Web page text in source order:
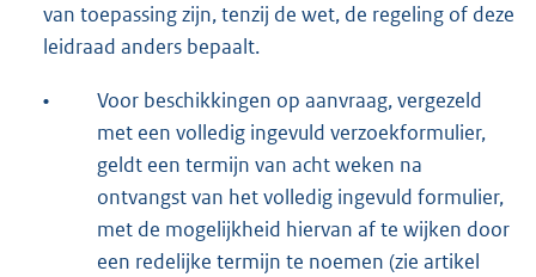
van toepassing zijn, tenzij de wet, de regeling of deze
leidraad anders bepaalt.
•
Voor beschikkingen op aanvraag, vergezeld
met een volledig ingevuld verzoekformulier,
geldt een termijn van acht weken na
ontvangst van het volledig ingevuld formulier,
met de mogelijkheid hiervan af te wijken door
een redelijke termijn te noemen (zie artikel